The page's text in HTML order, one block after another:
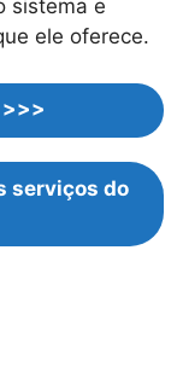
sistema e
ele oferece.
>>>
serviços do